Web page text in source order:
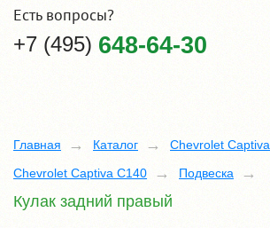
Есть вопросы?
+7 (495) 648-64-30
Главная Каталог
Chevrolet Captiva
Chevrolet Captiva C140
Подвеска
Кулак задний правый